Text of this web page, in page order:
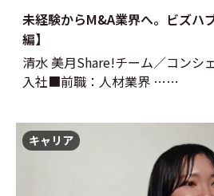
未経験からM&A業界へ。ビズハ
編】
清水 美月Share!チーム／コンシ
入社■前職：人材業界 ……
キャリア